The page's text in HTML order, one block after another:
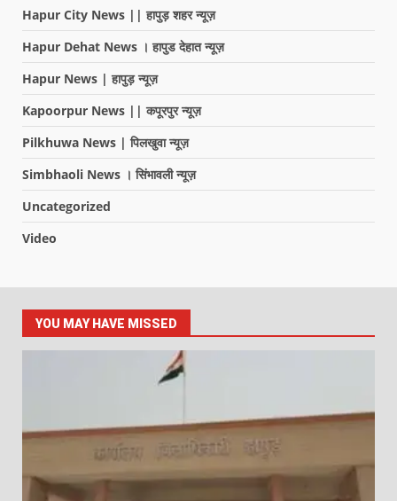
Hapur City News || हापुड़ शहर न्यूज़
Hapur Dehat News । हापुड देहात न्यूज़
Hapur News | हापुड़ न्यूज़
Kapoorpur News || कपूरपुर न्यूज़
Pilkhuwa News | पिलखुवा न्यूज़
Simbhaoli News । सिंभावली न्यूज़
Uncategorized
Video
YOU MAY HAVE MISSED